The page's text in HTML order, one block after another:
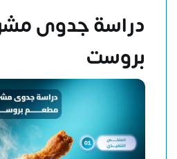
دراسة جدوى
بروست